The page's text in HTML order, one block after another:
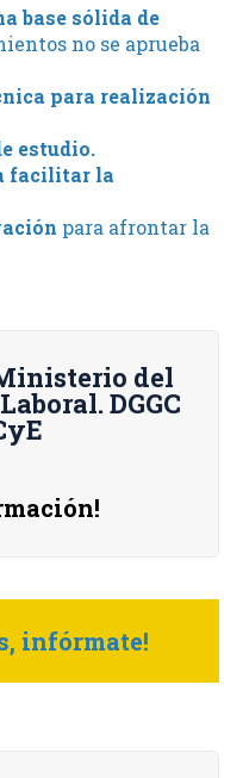
base sólida de
no se aprueba
para realización
estudio.
facilitar la
para afrontar la
del
DGGC
infórmate!